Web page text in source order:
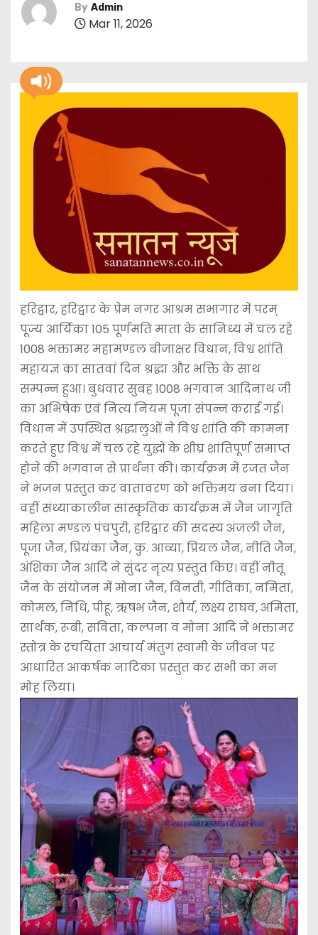
By Admin
Mar 11, 2026
हरिद्वार, हरिद्वार के प्रेम नगर आश्रम सभागार में परम्
पूज्य आर्यिका 105 पूर्णमति माता के सानिध्य में चल रहे
1008 भक्तामर महामण्डल बीजाक्षर विधान, विश्व शांति
महायज्ञ का सातवां दिन श्रद्धा और भक्ति के साथ
सम्पन्न हुआ। बुधवार सुबह 1008 भगवान आदिनाथ जी
का अभिषेक एवं नित्य नियम पूजा संपन्न कराई गई।
विधान में उपस्थित श्रद्धालुओं ने विश्व शांति की कामना
करते हुए विश्व में चल रहे युद्धों के शीघ्र शांतिपूर्ण समाप्त
होने की भगवान से प्रार्थना की। कार्यक्रम में रजत जैन
ने भजन प्रस्तुत कर वातावरण को भक्तिमय बना दिया।
वहीं संध्याकालीन सांस्कृतिक कार्यक्रम में जैन जागृति
महिला मण्डल पंचपुरी, हरिद्वार की सदस्य अंजली जैन,
पूजा जैन, प्रियंका जैन, कु. आव्या, प्रियल जैन, नीति जैन,
अंशिका जैन आदि ने सुंदर नृत्य प्रस्तुत किए। वहीं नीतू
जैन के संयोजन में मोना जैन, विनती, गीतिका, नमिता,
कोमल, निधि, पीहू, ऋषभ जैन, शौर्य, लक्ष्य राघव, अमिता,
सार्थक, रूबी, सविता, कल्पना व मोना आदि ने भक्तामर
स्तोत्र के रचयिता आचार्य मंतुगं स्वामी के जीवन पर
आधारित आकर्षक नाटिका प्रस्तुत कर सभी का मन
मोह लिया।